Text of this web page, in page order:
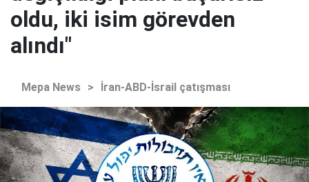
oldu, iki isim görevden
alındı"
Mepa News > İran-ABD-İsrail çatışması